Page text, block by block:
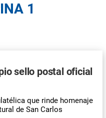
1
sello postal oficial
que rinde homenaje
de San Carlos